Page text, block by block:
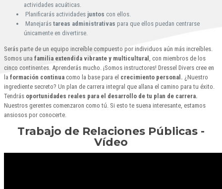
actividades acuáticas.
Planificarás actividades juntos con ellos.
Manejarás tareas administrativas para que ellos puedan centrarse
únicamente en divertirse.
Serás parte de un equipo increíble compuesto por individuos aún más increíbles.
Somos una familia extendida vibrante y multicultural
, con miembros de los
cinco continentes. Aprenderás mucho. ¡Somos instructores! Dressel Divers cree en
la formación continua como la base para el crecimiento personal. ¿Nuestro
ingrediente secreto? Un plan de carrera integral que allana el camino para tu éxito.
Tendrás oportunidades reales para el desarrollo de tu plan de carrera.
Nuestros gerentes comenzaron como tú. Si esto te suena interesante, estamos
ansiosos por conocerte.
Trabajo de Relaciones Públicas -
Vídeo